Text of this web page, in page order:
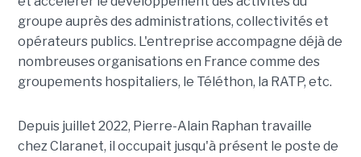
groupe auprès des administrations, collectivités et
opérateurs publics. L'entreprise accompagne déjà de
nombreuses organisations en France comme des
groupements hospitaliers, le Téléthon, la RATP, etc.
Depuis juillet 2022, Pierre-Alain Raphan travaille
chez Claranet, il occupait jusqu'à présent le poste de